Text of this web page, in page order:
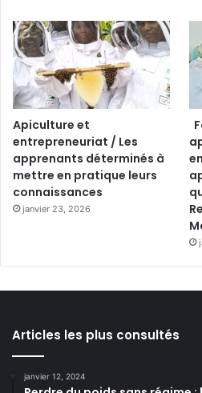
Apiculture et
entrepreneuriat / Les
apprenants déterminés à
mettre en pratique leurs
connaissances
janvier 23, 2026
Articles les plus consultés
janvier 12, 2024